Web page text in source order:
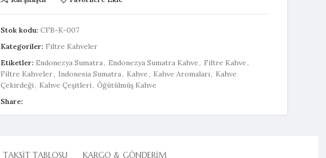
Stok kodu: CFB-K-007
Kategoriler: Filtre Kahveler
Etiketler: Endonezya Sumatra , Endonezya Sumatra Kahve , Filtre Kahve ,
Filtre Kahveler, Indonesia Sumatra , Kahve , Kahve Aromaları , Kahve
Çekirdeği , Kahve Çeşitleri , Öğütülmüş Kahve
Share:
TAKSIT TABLOSU KARGO & GÖNDERIM